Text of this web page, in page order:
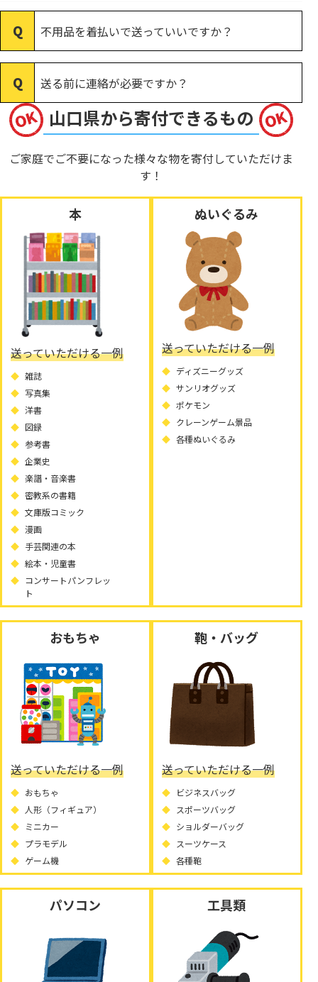
不用品を着払いで送っていいですか？
送る前に連絡が必要ですか？
山口県から寄付できるもの
ご家庭でご不要になった様々な物を寄付していただけま
す！
本
送っていただける一例
雑誌
写真集
洋書
図録
参考書
企業史
楽譜・音楽書
密教系の書籍
文庫版コミック
漫画
手芸関連の本
絵本・児童書
コンサートパンフレッ
ト
ぬいぐるみ
送っていただける一例
ディズニーグッズ
サンリオグッズ
ポケモン
クレーンゲーム景品
各種ぬいぐるみ
おもちゃ
送っていただける一例
おもちゃ
人形（フィギュア）
ミニカー
プラモデル
ゲーム機
鞄・バッグ
送っていただける一例
ビジネスバッグ
スポーツバッグ
ショルダーバッグ
スーツケース
各種鞄
パソコン 工具類